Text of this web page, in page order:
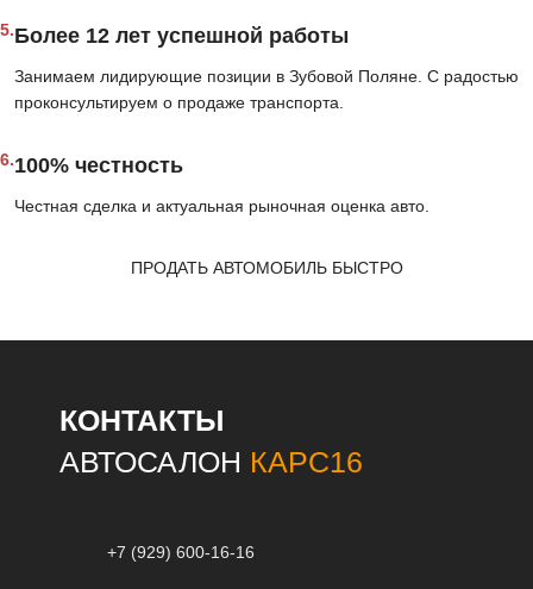
5.Более 12 лет успешной работы
Занимаем лидирующие позиции в Зубовой Поляне. С радостью
проконсультируем о продаже транспорта.
6.100% честность
Честная сделка и актуальная рыночная оценка авто.
ПРОДАТЬ АВТОМОБИЛЬ БЫСТРО
КОНТАКТЫ
АВТОСАЛОН КАРС16
+7 (929) 600-16-16